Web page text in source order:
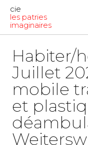
cie
les patries
imaginaires
Habiter/
Juillet
mobile
et